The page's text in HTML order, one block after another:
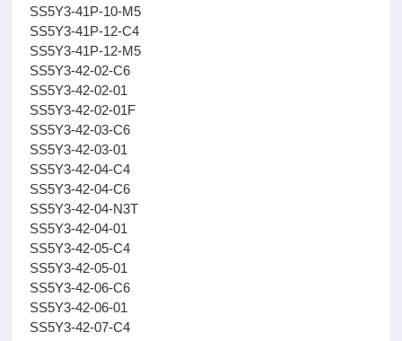
SS5Y3-41P-10-M5
SS5Y3-41P-12-C4
SS5Y3-41P-12-M5
SS5Y3-42-02-C6
SS5Y3-42-02-01
SS5Y3-42-02-01F
SS5Y3-42-03-C6
SS5Y3-42-03-01
SS5Y3-42-04-C4
SS5Y3-42-04-C6
SS5Y3-42-04-N3T
SS5Y3-42-04-01
SS5Y3-42-05-C4
SS5Y3-42-05-01
SS5Y3-42-06-C6
SS5Y3-42-06-01
SS5Y3-42-07-C4